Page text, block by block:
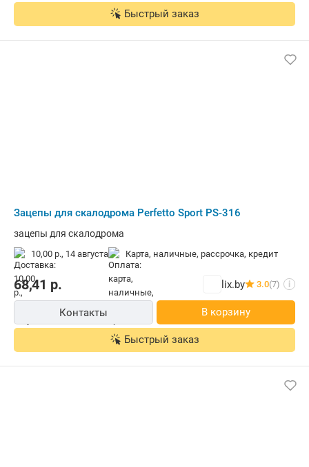
Быстрый заказ
Зацепы для скалодрома Perfetto Sport PS-316
зацепы для скалодрома
10,00 р., 14 августа карта, наличные, рассрочка, кредит
68,41 р. lix.by 3.0(7) i
Контакты В корзину
Быстрый заказ